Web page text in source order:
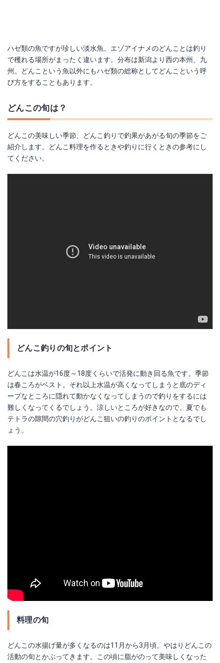
ハゼ類の魚ですが珍しい淡水魚。エゾアイナメのどんことは釣り
で穫れる場所がまったく違います。分布は新潟より西の本州、九
州。どんこという魚以外にもハゼ類の総称としてどんこという呼
び方をすることもあります。
どんこの旬は？
どんこの美味しい季節、どんこ釣りで釣果があがる旬の季節をご
紹介します。どんこ料理を作るときや釣りに行くときの参考にし
てください。
どんこ釣りの旬とポイント
どんこは水温が16度～18度くらいで活発に動き回る魚です。季節
は春ころがベスト。それ以上水温が高くなってしまうと底のディ
ープなところに隠れて動かなくなってしまうので釣りをするには
難しくなってくるでしょう。涼しいところが好きなので、夏でも
テトラの隙間の穴釣りがどんこ狙いの釣りのポイントとなるでし
ょう。
料理の旬
どんこの水揚げ量が多くなるのは11月から3月頃。やはりどんこの
活動の旬とかぶってきます。この頃に脂がのって美味しくなった